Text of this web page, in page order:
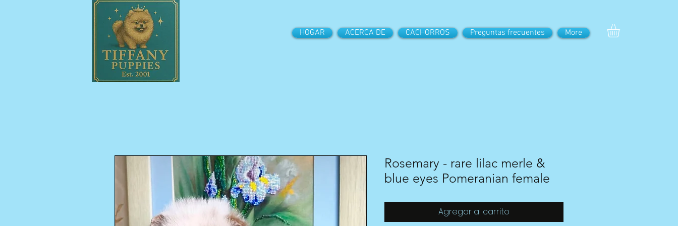
HOGAR ACERCA DE CACHORROS Preguntas frecuentes More
Rosemary - rare lilac merle &
blue eyes Pomeranian female
Agregar al carrito